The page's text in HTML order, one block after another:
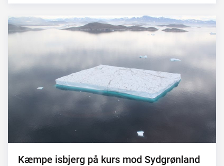
Kæmpe isbjerg på kurs mod Sydgrønland